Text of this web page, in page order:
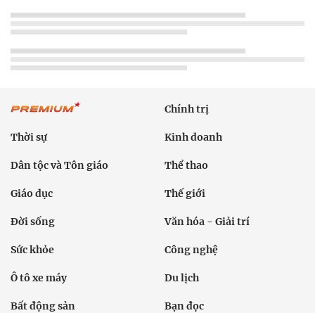
Chính trị
Thời sự Kinh doanh
Dân tộc và Tôn giáo Thể thao
Giáo dục Thế giới
Đời sống Văn hóa - Giải trí
Sức khỏe Công nghệ
Ô tô xe máy Du lịch
Bất động sản Bạn đọc